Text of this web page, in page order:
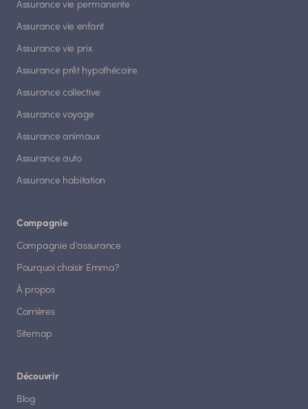
Assurance vie permanente
Assurance vie enfant
Assurance vie prix
Assurance prêt hypothécaire
Assurance collective
Assurance voyage
Assurance animaux
Assurance auto
Assurance habitation
Compagnie
Compagnie d'assurance
Pourquoi choisir Emma?
À propos
Carrières
Sitemap
Découvrir
Blog